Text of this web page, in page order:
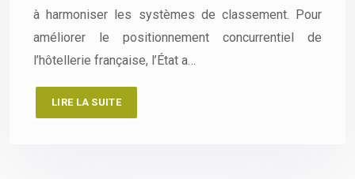
à harmoniser les systèmes de classement. Pour
améliorer le positionnement concurrentiel de
l’hôtellerie française, l’État a…
LIRE LA SUITE